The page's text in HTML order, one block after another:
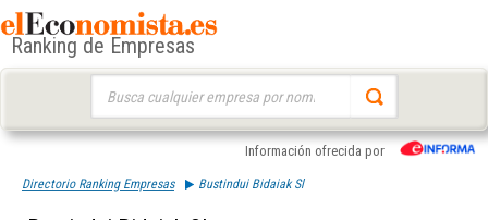
Ranking de Empresas
Información ofrecida por
Directorio Ranking Empresas Bustindui Bidaiak Sl